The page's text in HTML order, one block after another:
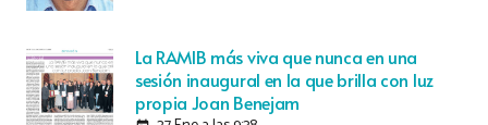
La RAMIB más viva que nunca en una
sesión inaugural en la que brilla con luz
propia Joan Benejam